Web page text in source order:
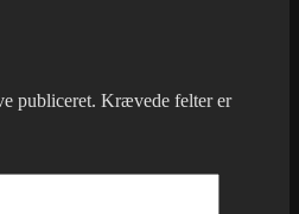
publiceret. Krævede felter er